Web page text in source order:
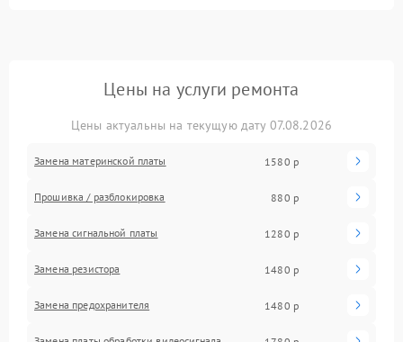
Цены на услуги ремонта
Цены актуальны на текущую дату 07.08.2026
Замена материнской платы 1580 р
Прошивка / разблокировка 880 р
Замена сигнальной платы 1280 р
Замена резистора 1480 р
Замена предохранителя 1480 р